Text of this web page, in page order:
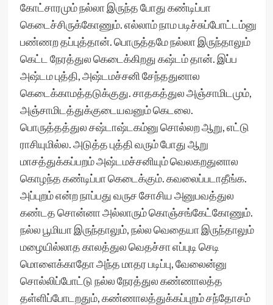
கோட்சாரமும் நல்லா இருந்த போது கண்டிப்பா
கெடைச்சிருக்கோணும். எல்லாம் நாம படிச்சுப்போட்டம்னு
பண்ணற தப்புத்தான். பொருத்தமே நல்லா இருந்தாலும்
கெட்ட நேரத்துல கெடைக்கிறது கஷ்டம் தான். இப்ப
அஷ்டம புத்தி, அஷ்டமச்சனி சேந்ததுனால
கெடைக்காமத்தடுக்குது. சாதகத்துல அஞ்சாமிடமும்,
அஞ்சாமிடத்துக்குடையவனும் கெடலை.
பொருத்தத்துல சஷ்டாஷ்டகம்னு சொல்லற ஆறு, எட்டு
ராசியுமில்ல. அடுத்த புத்தி வரும் போது ஆறு
மாசத்துக்கப்பறம் அஷ்டமச்சனியும் வெலகறதுனால
கொழந்த கண்டிப்பா கெடைக்கும். கவலைப்படாதீங்க.
அப்புறம் என்ற நாப்பது வருச சோசிய அனுபவத்துல
கண்டத சொன்னா அல்லாரும் கொஞ்சங்கேட்கோணும்.
நல்ல பூமியா இருந்தாலும், நல்ல வெதையா இருந்தாலும்
மழையில்லாத காலத்துல வெதச்சா எப்புடி செடி
மொளைக்காதோ அந்த மாதர படிப்பு, வேலைன்னு
சொல்லிப்போட்டு நல்ல நேரத்துல கண்ணாலத்த
தள்ளிப்போடறதும், கண்ணாலத்துக்கப்புறம் சந்தோசம்